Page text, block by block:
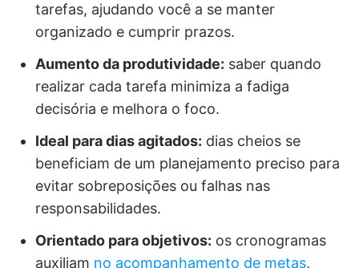
tarefas, ajudando você a se manter
organizado e cumprir prazos.
Aumento da produtividade: saber quando
realizar cada tarefa minimiza a fadiga
decisória e melhora o foco.
Ideal para dias agitados: dias cheios se
beneficiam de um planejamento preciso para
evitar sobreposições ou falhas nas
responsabilidades.
Orientado para objetivos: os cronogramas
auxiliam no acompanhamento de metas,